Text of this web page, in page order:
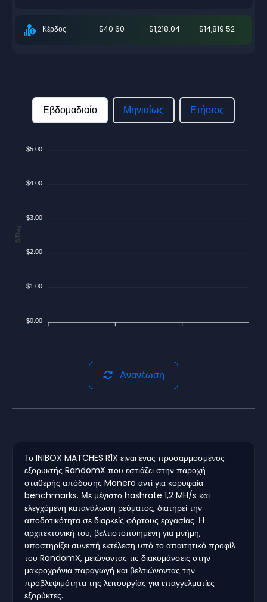
Κέρδος $40.60 $1,218.04 $14,819.52
Εβδομαδιαίο Μηνιαίως Ετήσιος
$5.00
$4.00
$3.00
$2.00
$1.00
$0.00
$/Day
Ανανέωση
Το INIBOX MATCHES R1X είναι ένας προσαρμοσμένος
εξορυκτής RandomX που εστιάζει στην παροχή
σταθερής απόδοσης Monero αντί για κορυφαία
benchmarks. Με μέγιστο hashrate 1,2 MH/s και
ελεγχόμενη κατανάλωση ρεύματος, διατηρεί την
αποδοτικότητα σε διαρκείς φόρτους εργασίας. Η
αρχιτεκτονική του, βελτιστοποιημένη για μνήμη,
υποστηρίζει συνεπή εκτέλεση υπό το απαιτητικό προφίλ
του RandomX, μειώνοντας τις διακυμάνσεις στην
μακροχρόνια παραγωγή και βελτιώνοντας την
προβλεψιμότητα της λειτουργίας για επαγγελματίες
εξορύκτες.